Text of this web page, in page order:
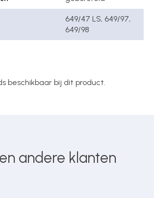
649/47 LS, 649/97,
649/98
beschikbaar bij dit product.
andere klanten